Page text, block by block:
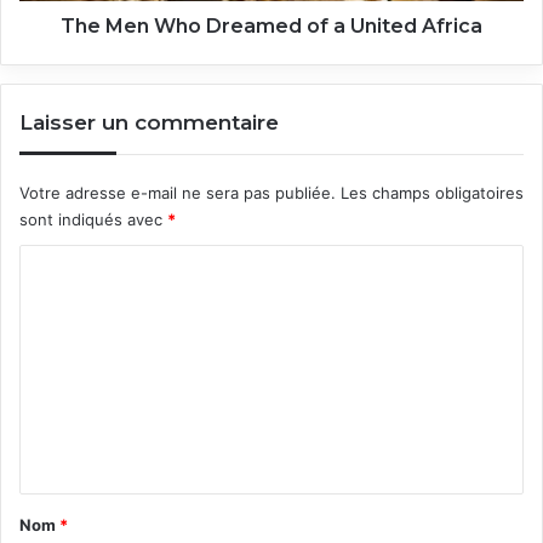
The Men Who Dreamed of a United Africa
Laisser un commentaire
Votre adresse e-mail ne sera pas publiée. Les champs obligatoires
sont indiqués avec *
a
Nom *